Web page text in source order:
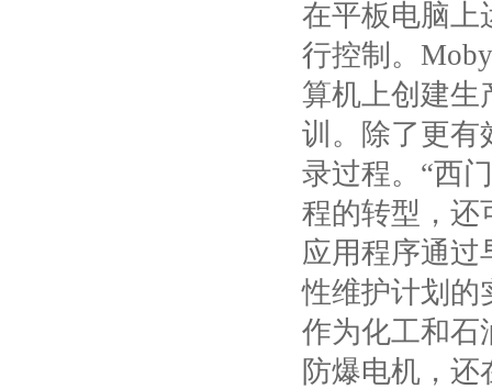
在平板电脑上
行控制。
算机上创建生
训。除了更有
录过程。“西
程的转型，还
应用程序通过
性维护计划的
作为化工和石
防爆电机，还